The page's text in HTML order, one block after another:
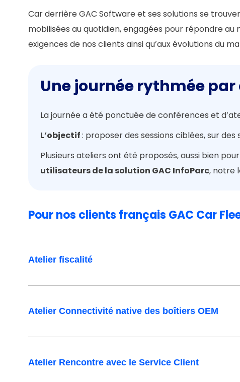
Car derrière GAC Software et ses solutions se
mobilisées au quotidien, engagées pour répondre au
exigences de nos clients ainsi qu’aux évolutions du
Une journée rythmée
La journée a été ponctuée de conférences et
L’objectif: proposer des sessions ciblées, sur
Plusieurs ateliers ont été proposés, aussi bien pour
utilisateurs de la solution GAC InfoParc, notre
Pour nos clients français GAC Car
Atelier fiscalité
verdissement des flottes, elle nécessite un suivi
entraîné des évolutions de GAC Car Fleet afin
Atelier Connectivité native des boîtiers OEM
gestionnaires grâce à la remontée
Atelier Rencontre avec le Service Client